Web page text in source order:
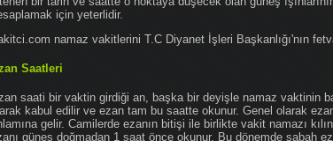
için yeterlidir.
namaz vakitlerini T.C Diyanet İşleri Başkanlığı'nın
Saatleri
saati bir vaktin girdiği an, başka bir deyişle namaz vaktinin
kabul edilir ve ezan tam bu saatte okunur. Genel olarak
gelir. Camilerde ezanın bitişi ile birlikte vakit namazı
güneş doğmadan 1 saat önce okunur. Bu dönemde sabah